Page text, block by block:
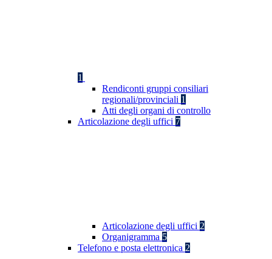
1
Rendiconti gruppi consiliari
regionali/provinciali 1
Atti degli organi di controllo
Articolazione degli uffici 7
Articolazione degli uffici 2
Organigramma 5
Telefono e posta elettronica 2